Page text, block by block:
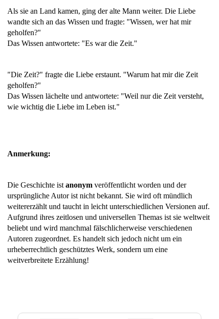
Als sie an Land kamen, ging der alte Mann weiter. Die Liebe
wandte sich an das Wissen und fragte: "Wissen, wer hat mir
geholfen?"
Das Wissen antwortete: "Es war die Zeit."
"Die Zeit?" fragte die Liebe erstaunt. "Warum hat mir die Zeit
geholfen?"
Das Wissen lächelte und antwortete: "Weil nur die Zeit versteht,
wie wichtig die Liebe im Leben ist."
Anmerkung:
Die Geschichte istanonym veröffentlicht worden und der
ursprüngliche Autor ist nicht bekannt. Sie wird oft mündlich
weitererzählt und taucht in leicht unterschiedlichen Versionen auf.
Aufgrund ihres zeitlosen und universellen Themas ist sie weltweit
beliebt und wird manchmal fälschlicherweise verschiedenen
Autoren zugeordnet. Es handelt sich jedoch nicht um ein
urheberrechtlich geschütztes Werk, sondern um eine
weitverbreitete Erzählung!